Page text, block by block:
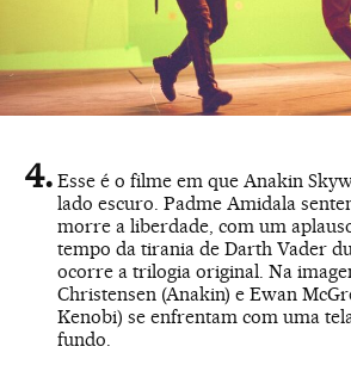
Esse é o filme em que Anakin
lado escuro. Padme Amidala
morre a liberdade, com um
tempo da tirania de Darth Vader
ocorre a trilogia original. Na
Christensen (Anakin) e Ewan
Kenobi) se enfrentam com uma
fundo.